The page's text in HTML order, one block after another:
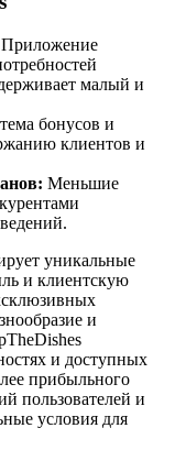
Приложение
малый и
бонусов и
клиентов и
Меньшие
уникальные
и клиентскую
и
и доступных
прибыльного
пользователей и
условия для